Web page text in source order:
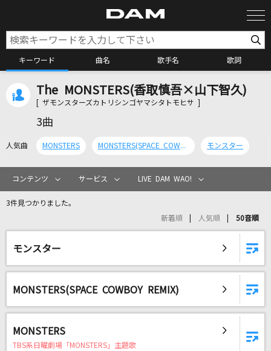
キーワード 曲名 歌手名 歌詞
カラオケ検索
カラオケリクエスト
ハレンチ
ちゃんみな
The MONSTERS(香取慎吾×山下智久)
[ ザモンスターズカトリシンゴヤマシタトモヒサ ]
3曲
人気曲 MONSTERS MONSTERS(SPACE COWBOY REMIX) モンスター
コンテンツ サービス LIVE DAM WAO!
3件見つかりました。
新着順 人気順 50音順
モンスター
MONSTERS(SPACE COWBOY REMIX)
MONSTERS
TBS系日曜劇場「MONSTERS」主題歌